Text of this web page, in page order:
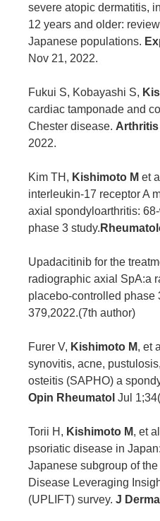
severe atopic dermatitis,
12 years and older:
Japanese populations.
Nov 21, 2022.
Fukui S, Kobayashi S,
cardiac tamponade and
Chester disease. Arthritis
2022.
Kim TH, Kishimoto M et
interleukin-17 receptor A
axial spondyloarthritis:
phase 3 study.
Upadacitinib for the
radiographic axial SpA:a
placebo-controlled phase
379,2022.(7th author)
Furer V, Kishimoto M, et
synovitis, acne,
osteitis (SAPHO) a
Opin Rheumatol Jul
Torii H, Kishimoto M, et
psoriatic disease in
Japanese subgroup of
Disease Leveraging
(UPLIFT) survey. J